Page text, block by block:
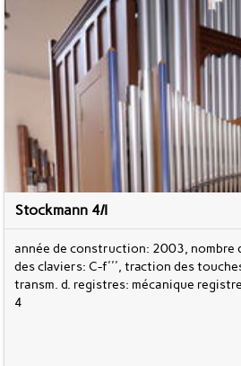
Stockmann 4/I
année de construction: 2003, nombre
des claviers: C-f''', traction des
transm. d. registres: mécanique
4